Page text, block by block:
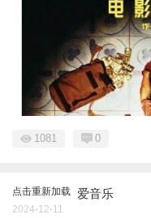
1081 0
点击重新加载 爱音乐
2024-12-11